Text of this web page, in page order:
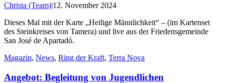
Christa (Team)|12. November 2024
Dieses Mal mit der Karte „Heilige Männlichkeit“ – (im Kartenset
des Steinkreises von Tamera) und live aus der Friedensgemeinde
San José de Apartadó.
Magazin, News, Ring der Kraft, Terra Nova
Angebot: Begleitung von Jugendlichen